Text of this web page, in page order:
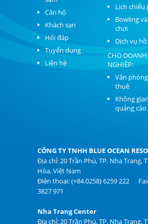
Căn hộ
Khách sạn
Hỏi đáp
Tuyển dụng
Liên hệ
Lịch chiếu
Bowling
chơi
Dịch vụ
CHO DOANH
NGHIỆP:
Văn
thuê
Không gian
quảng cáo
CÔNG TY TNHH BLUE OCEAN
Địa chỉ: 20 Trần Phú, TP. Nha Trang,
Hòa, Việt Nam
Điện thoại: (+84.0258) 6259 222
3827 971
Nha Trang Center
Địa chỉ: 20 Trần Phú, TP. Nha Trang,